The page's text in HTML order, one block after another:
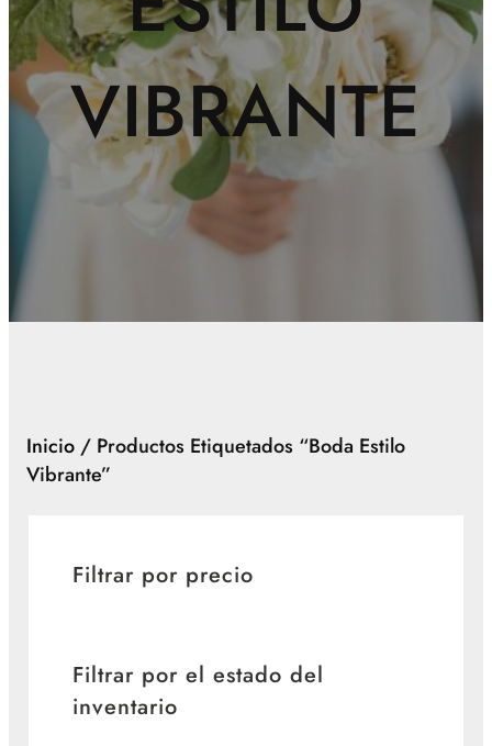
VIBRANTE
Inicio/ Productos Etiquetados “boda Estilo
Vibrante”
Filtrar por precio
Filtrar por el estado del
inventario